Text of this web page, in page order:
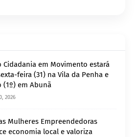
Cidadania em Movimento estará
feira (31) na Vila da Penha e
(1º) em Abunã
2026
Mulheres Empreendedoras
economia local e valoriza